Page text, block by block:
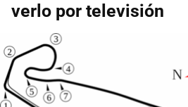
verlo por televisión